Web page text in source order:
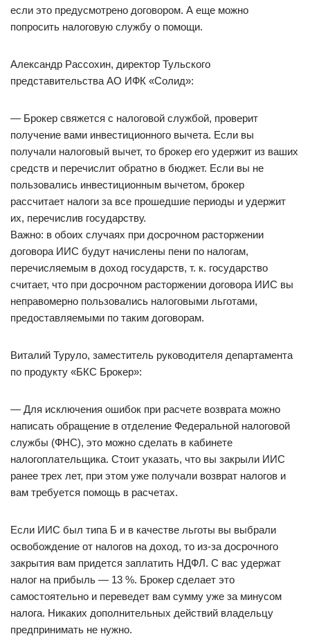
если это предусмотрено договором. А еще можно
попросить налоговую службу о помощи.
Александр Рассохин, директор Тульского
представительства АО ИФК «Солид»:
— Брокер свяжется с налоговой службой, проверит
получение вами инвестиционного вычета. Если вы
получали налоговый вычет, то брокер его удержит из ваших
средств и перечислит обратно в бюджет. Если вы не
пользовались инвестиционным вычетом, брокер
рассчитает налоги за все прошедшие периоды и удержит
их, перечислив государству.
Важно: в обоих случаях при досрочном расторжении
договора ИИС будут начислены пени по налогам,
перечисляемым в доход государств, т. к. государство
считает, что при досрочном расторжении договора ИИС вы
неправомерно пользовались налоговыми льготами,
предоставляемыми по таким договорам.
Виталий Туруло, заместитель руководителя департамента
по продукту «БКС Брокер»:
— Для исключения ошибок при расчете возврата можно
написать обращение в отделение Федеральной налоговой
службы (ФНС), это можно сделать в кабинете
налогоплательщика. Стоит указать, что вы закрыли ИИС
ранее трех лет, при этом уже получали возврат налогов и
вам требуется помощь в расчетах.
Если ИИС был типа Б и в качестве льготы вы выбрали
освобождение от налогов на доход, то из-за досрочного
закрытия вам придется заплатить НДФЛ. С вас удержат
налог на прибыль — 13 %. Брокер сделает это
самостоятельно и переведет вам сумму уже за минусом
налога. Никаких дополнительных действий владельцу
предпринимать не нужно.